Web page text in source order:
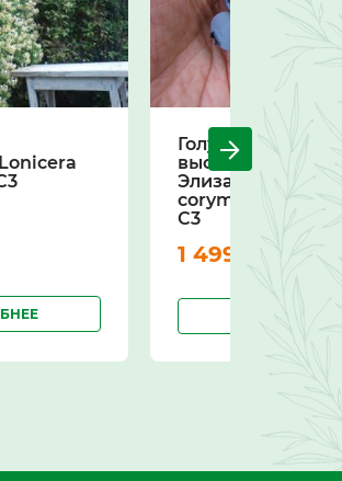
Голубика
высокорослая
Элизабет/
corymbosum
С3
1 499